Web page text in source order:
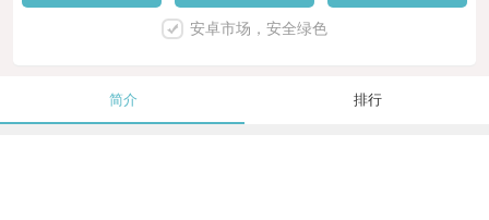
安卓市场，安全绿色
简介 排行